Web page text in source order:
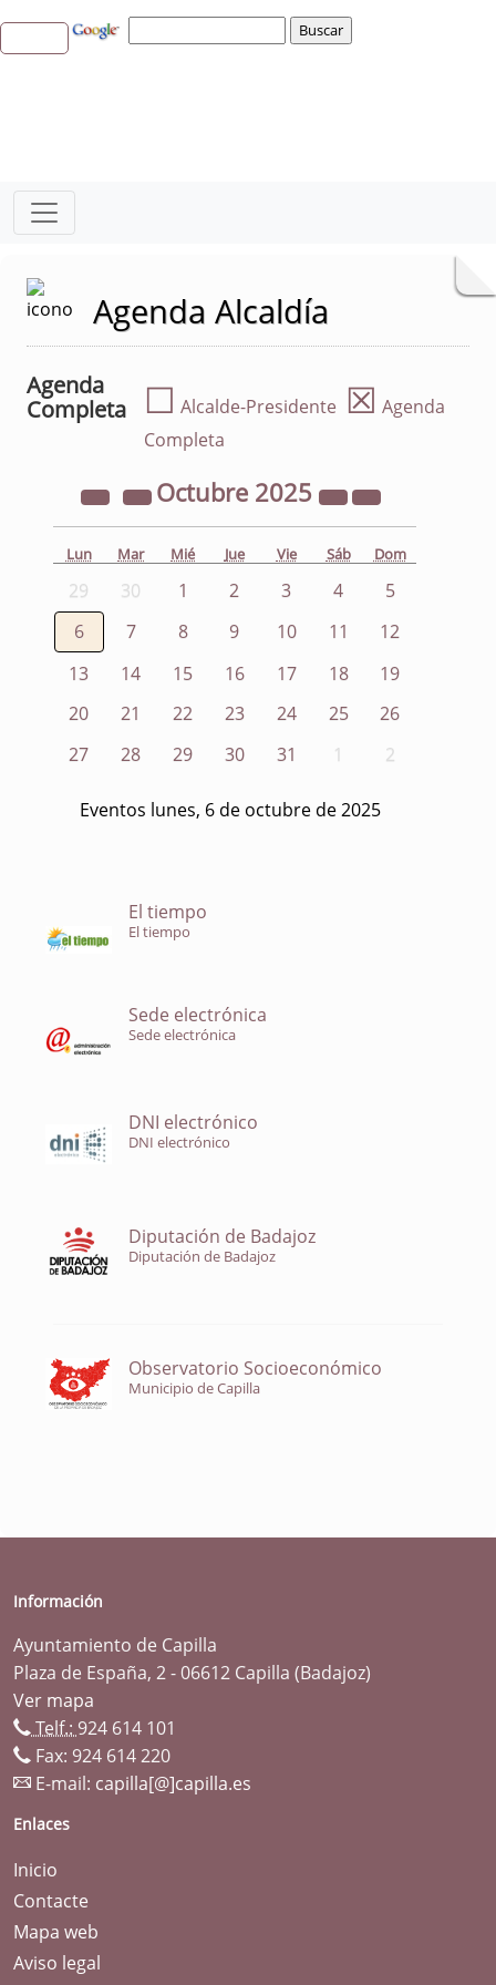
Agenda Alcaldía
Agenda
Completa
☐ Alcalde-Presidente ☒ Agenda
Completa
Octubre 2025
Lun Mar Mié Jue Vie Sáb Dom
29 30 1 2 3 4
5
6
7 8 9 10 11
12
13
14 15 16 17 18
19
20
21 22 23 24 25
26
27
28 29 30 31 1 2
Eventos lunes, 6 de octubre de 2025
El tiempo
El tiempo
Sede electrónica
Sede electrónica
DNI electrónico
DNI electrónico
Diputación de Badajoz
Diputación de Badajoz
Observatorio Socioeconómico
Municipio de Capilla
Información
Ayuntamiento de Capilla
Plaza de España, 2 - 06612 Capilla (Badajoz)
Ver mapa
Telf.: 924 614 101
Fax: 924 614 220
E-mail: capilla[@]capilla.es
Enlaces
Inicio
Contacte
Mapa web
Aviso legal